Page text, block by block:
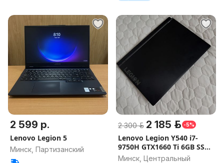
2 599 р.
Lenovo Legion 5
Минск, Партизанский
2 300 р. 2 185 р. -5%
Lenovo Legion Y540 i7-
9750H GTX1660 Ti 6GB SSD
512
Минск, Центральный